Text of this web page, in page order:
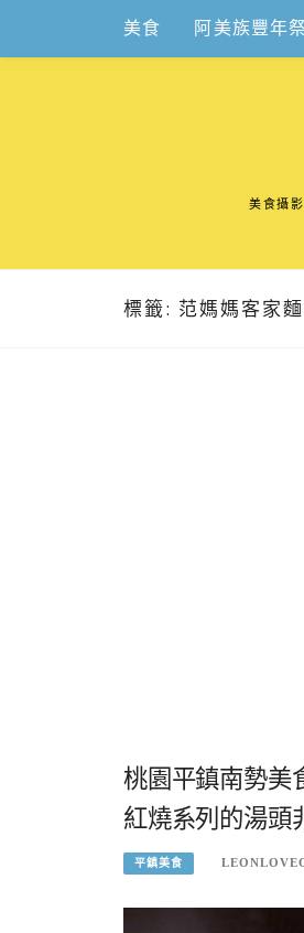
content
美食 阿美族豐年祭
美食攝
標籤: 范媽媽客家
桃園平鎮南勢美
紅燒系列的湯頭
平鎮美食